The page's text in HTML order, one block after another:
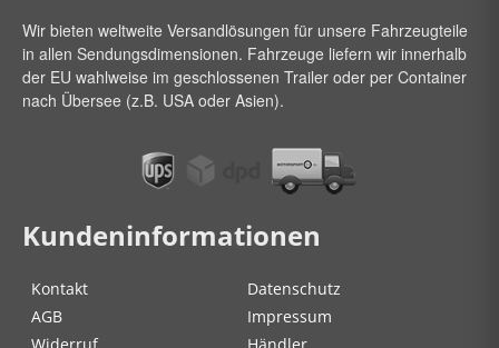
Wir bieten weltweite Versandlösungen für unsere Fahrzeugteile
in allen Sendungsdimensionen. Fahrzeuge liefern wir innerhalb
der EU wahlweise im geschlossenen Trailer oder per Container
nach Übersee (z.B. USA oder Asien).
Kundeninformationen
Kontakt
Datenschutz
AGB
Impressum